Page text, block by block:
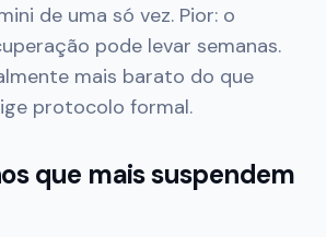
de uma só vez. Pior: o
pode levar semanas.
mais barato do que
protocolo formal.
que mais suspendem